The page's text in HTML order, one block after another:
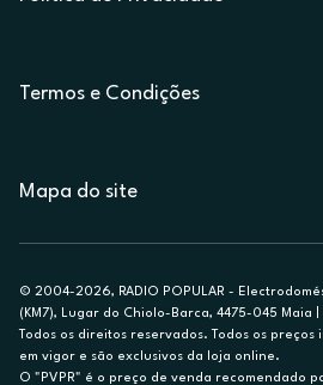
Termos e Condições
Mapa do site
© 2004-2026, RADIO POPULAR -
(KM7), Lugar do Chiolo-Barca, 4475-045 Maia
Todos os direitos reservados. Todos os preços
em vigor e são exclusivos da loja online.
O "PVPR" é o preço de venda recomendado